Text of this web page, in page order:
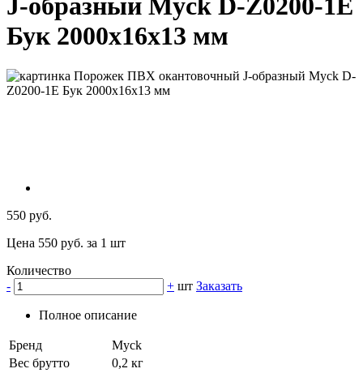
J-образный Myck D-Z0200-1Е
Бук 2000х16х13 мм
550 руб.
Цена 550 руб. за 1 шт
Количество
-
+ шт Заказать
Полное описание
Бренд
Myck
Вес брутто
0,2 кг